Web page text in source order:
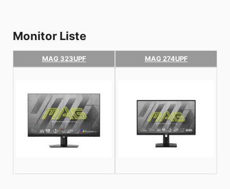
Monitor Liste
MAG 323UPF MAG 274UPF